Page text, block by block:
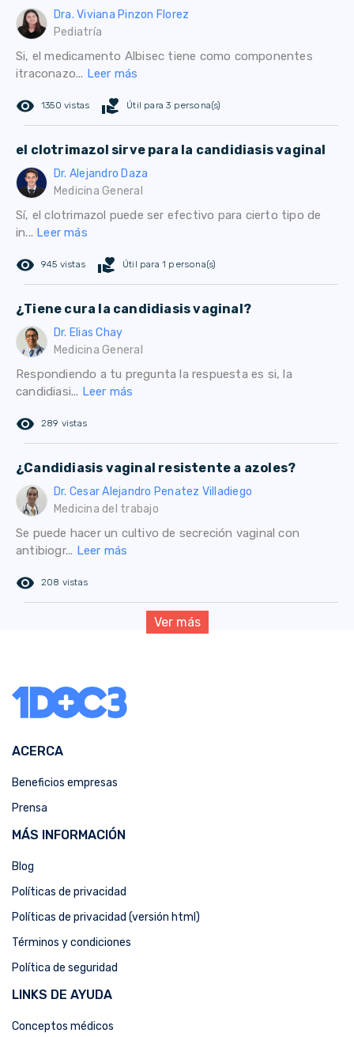
Dra. Viviana Pinzon Florez
Pediatría
Si, el medicamento Albisec tiene como componentes
itraconazo... Leer más
remove_red_eye 1350 vistas volunteer_activism Útil para 3 persona(s)
el clotrimazol sirve para la candidiasis vaginal
Dr. Alejandro Daza
Medicina General
Sí, el clotrimazol puede ser efectivo para cierto tipo de
in... Leer más
remove_red_eye 945 vistas volunteer_activism Útil para 1 persona(s)
¿Tiene cura la candidiasis vaginal?
Dr. Elias Chay
Medicina General
Respondiendo a tu pregunta la respuesta es si, la
candidiasi... Leer más
remove_red_eye 289 vistas
¿Candidiasis vaginal resistente a azoles?
Dr. Cesar Alejandro Penatez Villadiego
Medicina del trabajo
Se puede hacer un cultivo de secreción vaginal con
antibiogr... Leer más
remove_red_eye 208 vistas
Ver más
ACERCA
Beneficios empresas
Prensa
MÁS INFORMACIÓN
Blog
Políticas de privacidad
Políticas de privacidad (versión html)
Términos y condiciones
Política de seguridad
LINKS DE AYUDA
Conceptos médicos